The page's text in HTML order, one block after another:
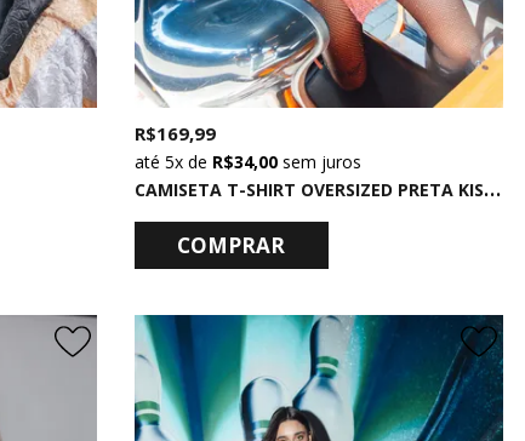
C
AMISETA T-SHIRT OVERSIZED PRETA KISS AL THE TIME
R$ 169,99
5xde R$ 34,00 sem juros
COMPRAR